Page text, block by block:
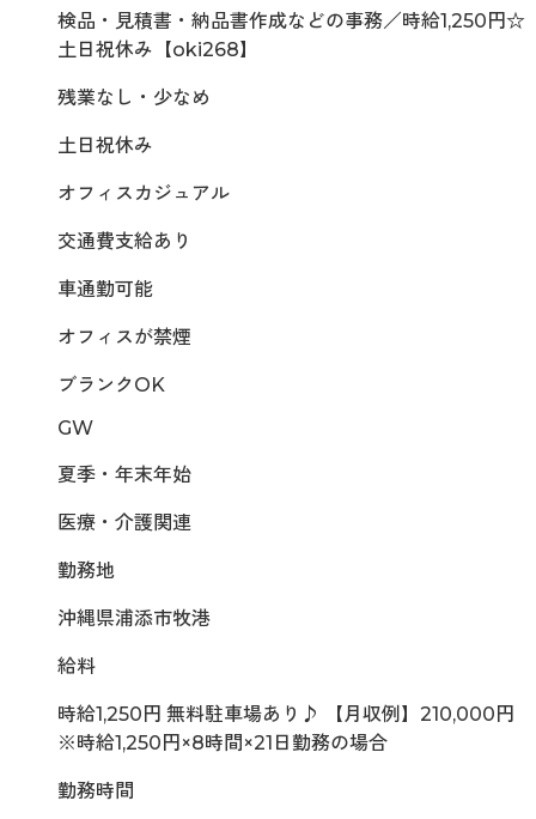
検品・見積書・納品書作成などの事務／時給1,250円☆
土日祝休み【oki268】
残業なし・少なめ
土日祝休み
オフィスカジュアル
交通費支給あり
車通勤可能
オフィスが禁煙
ブランクOK
GW
夏季・年末年始
医療・介護関連
勤務地
沖縄県浦添市牧港
給料
時給1,250円 無料駐車場あり♪ 【月収例】210,000円
※時給1,250円×8時間×21日勤務の場合
勤務時間